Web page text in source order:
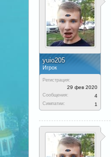
yuio205
Игрок
Регистрация:
29 фев 2020
Сообщения: 4
Симпатии: 1